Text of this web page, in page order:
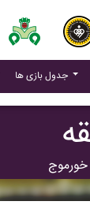
جدول بازی ها